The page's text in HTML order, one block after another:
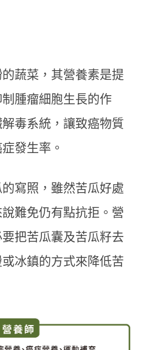
蔬菜，其營養素是提
腫瘤細胞生長的作
毒系統，讓致癌物質
發生率。
的寫照，雖然苦瓜好處
難免仍有點抗拒。營
把苦瓜囊及苦瓜籽去
冰鎮的方式來降低苦